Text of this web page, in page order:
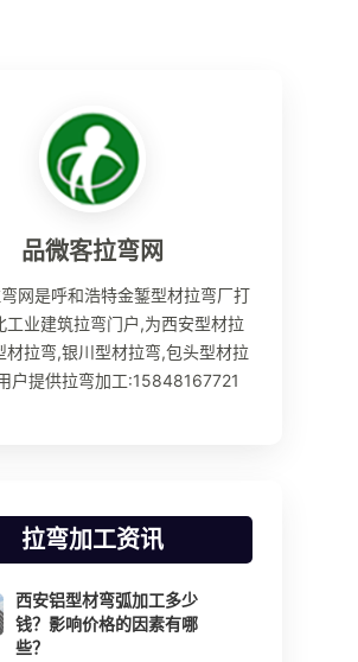
品微客拉弯网
网是呼和浩特金錾型材拉弯厂打
工业建筑拉弯门户,为西安型材拉
材拉弯,银川型材拉弯,包头型材拉
户提供拉弯加工:15848167721
拉弯加工资讯
西安铝型材弯弧加工多少
钱？影响价格的因素有哪
些？